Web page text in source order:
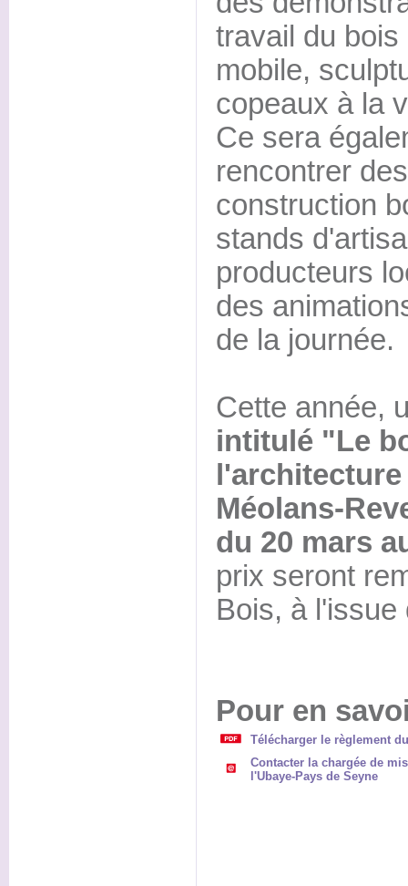
travail du
mobile,
copeaux à la
Ce sera
rencontrer
construction
stands
producteurs
des
de la journée.
Cette année,
intitulé "Le
Méolans-
du 20 mars
prix seront
Bois, à
Pour en
Télécharger le règlement
Contacter la chargée de
l'Ubaye-Pays de Seyne